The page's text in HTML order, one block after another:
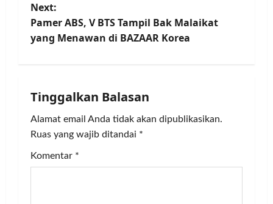
s
t
a
v
i
g
Next:
Pamer ABS, V BTS Tampil Bak Malaikat
yang Menawan di BAZAAR Korea
Tinggalkan Balasan
Alamat email Anda tidak akan dipublikasikan.
Ruas yang wajib ditandai *
Komentar *